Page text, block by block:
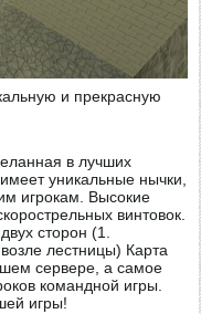
и прекрасную
в лучших
уникальные нычки,
игрокам. Высокие
винтовок.
сторон (1.
лестницы) Карта
сервере, а самое
командной игры.
игры!